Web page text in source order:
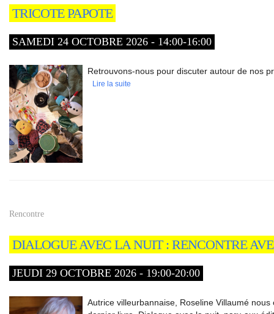
TRICOTE PAPOTE
SAMEDI 24 OCTOBRE 2026 - 14:00-16:00
Retrouvons-nous pour discuter autour de nos
Lire la suite
Rencontre
DIALOGUE AVEC LA NUIT : RENCONTRE
JEUDI 29 OCTOBRE 2026 - 19:00-20:00
Autrice villeurbannaise, Roseline Villaumé